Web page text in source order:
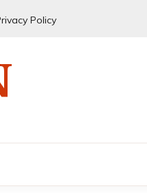
Policy